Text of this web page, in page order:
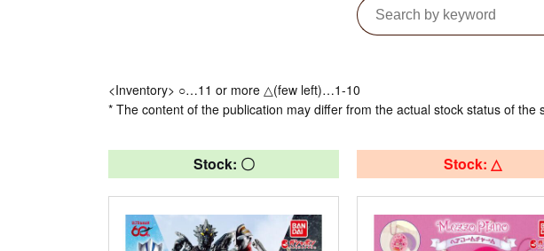
<Inventory> ○…11 or more △(few left)…1-10
* The content of the publication may differ from the actual stock status of the
Stock: 〇 Stock: △